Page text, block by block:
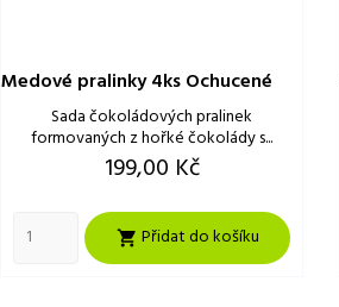
Medové pralinky 4ks Ochucené
Sada čokoládových pralinek
formovaných z hořké čokolády s...
Cena
199,00 Kč
 Přidat do košíku